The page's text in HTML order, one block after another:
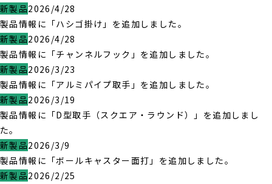
新製品2026/4/28
製品情報に「ハシゴ掛け」を追加しました。
新製品2026/4/28
製品情報に「チャンネルフック」を追加しました。
新製品2026/3/23
製品情報に「アルミパイプ取手」を追加しました。
新製品2026/3/19
製品情報に「D型取手（スクエア・ラウンド）」を追加しまし
た。
新製品2026/3/9
製品情報に「ボールキャスター面打」を追加しました。
新製品2026/2/25